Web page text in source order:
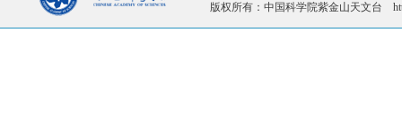
版权所有：中国科学院紫金山天文台